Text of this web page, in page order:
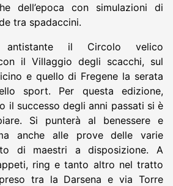
dell’epoca con simulazioni di
tra spadaccini.
il Circolo velico
il Villaggio degli scacchi, sul
e quello di Fregene la serata
sport. Per questa edizione,
il successo degli anni passati si è
Si punterà al benessere e
anche alle prove delle varie
di maestri a disposizione. A
ring e tanto altro nel tratto
tra la Darsena e via Torre